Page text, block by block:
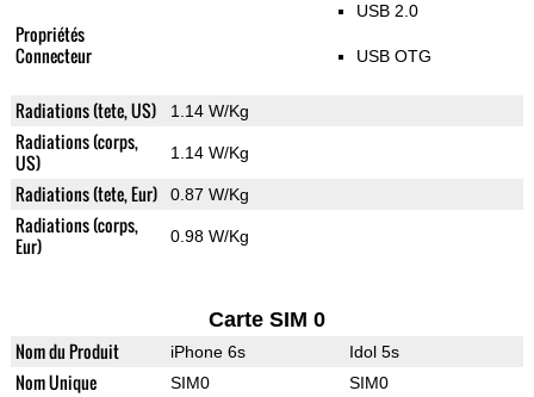
Propriétés
Connecteur
USB 2.0
USB OTG
Radiations (tete, US) 1.14 W/Kg
Radiations (corps,
US)
1.14 W/Kg
Radiations (tete, Eur) 0.87 W/Kg
Radiations (corps,
Eur)
0.98 W/Kg
Carte SIM 0
Nom du Produit iPhone 6s Idol 5s
Nom Unique SIM0 SIM0